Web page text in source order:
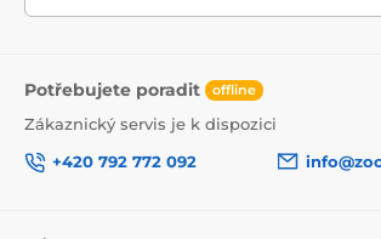
Potřebujete poradit offline
Zákaznický servis je k dispozici
+420 792 772 092